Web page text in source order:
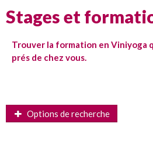
A chacun son Yoga
Stages et formations
Trouver un professeur
Contact
Stages et
Trouver la formation en Viniyoga
prés de chez vous.
Options de recherche
Options de recherche